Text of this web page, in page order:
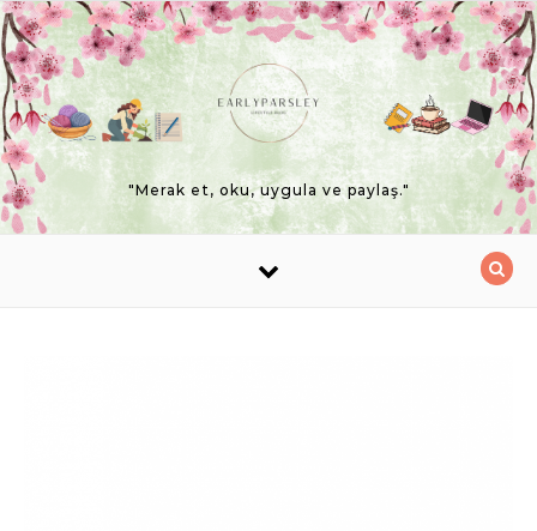
Skip to content
"Merak et, oku, uygula ve paylaş."